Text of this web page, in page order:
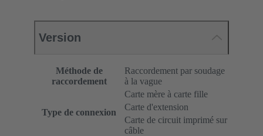
Version
Méthode de
raccordement
Raccordement par soudage
à la vague
Type de connexion
Carte mère à carte fille
Carte d'extension
Carte de circuit imprimé sur
câble